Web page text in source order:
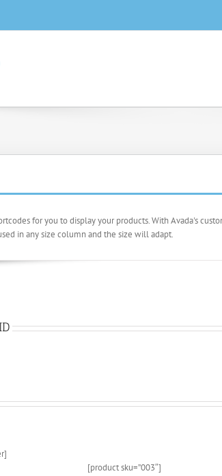
for you to display your products. With Avada's
in any size column and the size will adapt.
[product sku=”003″]